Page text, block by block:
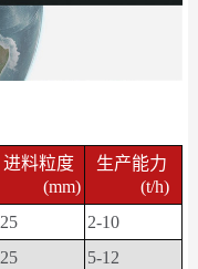
进料粒度
(mm)
生产能力
(t/h)
25
2-10
25
5-12